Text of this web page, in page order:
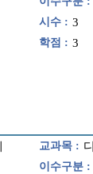
시수 : 3
학점 : 3
교과목 :
이수구분 :